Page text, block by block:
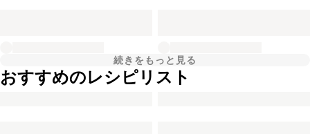
続きをもっと見る
おすすめのレシピリスト